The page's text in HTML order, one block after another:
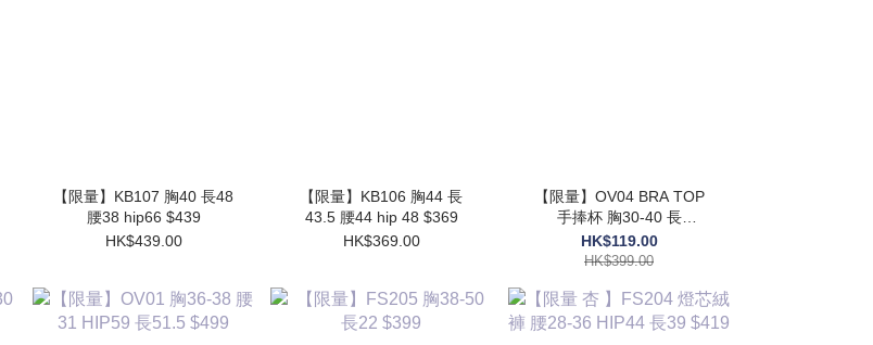
【限量】KB107 胸40 長48
腰38 hip66 $439
HK$439.00
【限量】KB106 胸44 長
43.5 腰44 hip 48 $369
HK$369.00
【限量】OV04 BRA TOP
手捧杯 胸30-40 長
17.5$399
HK$119.00
HK$399.00